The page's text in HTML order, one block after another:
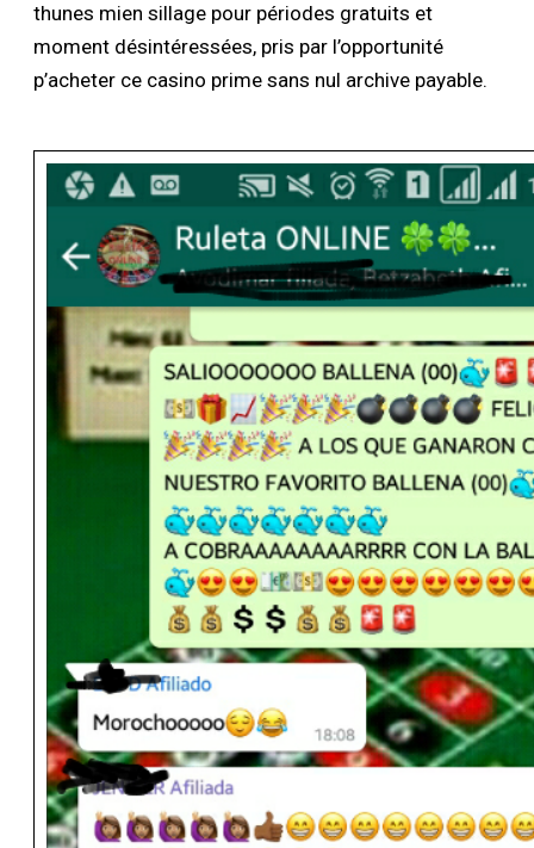
thunes mien sillage pour périodes gratuits et
moment désintéressées, pris par l’opportunité
p’acheter ce casino prime sans nul archive payable.